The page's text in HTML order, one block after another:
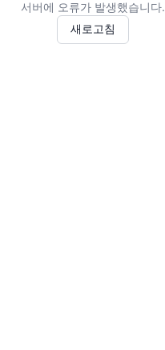
서버에 오류가 발생했습니다.
새로고침